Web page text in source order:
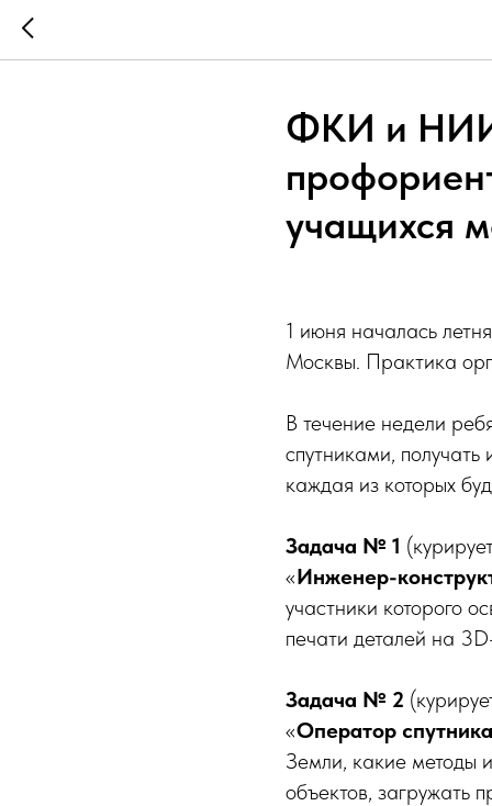
ФКИ и
учащихся
1 июня началась
Москвы. Практика
В течение недели
спутниками,
каждая из которых
Задача № 1
«Инженер-
участники которого
печати деталей на
Задача № 2
«Оператор
Земли, какие методы
объектов, загружать